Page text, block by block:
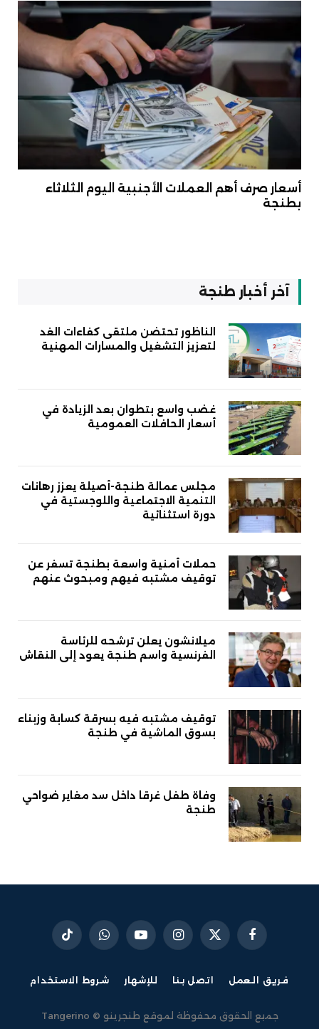
أسعار صرف أهم العملات الأجنبية اليوم الثلاثاء
بطنجة
آخر أخبار طنجة
الناظور تحتضن ملتقى كفاءات الغد
لتعزيز التشغيل والمسارات المهنية
غضب واسع بتطوان بعد الزيادة في
أسعار الحافلات العمومية
مجلس عمالة طنجة-أصيلة يعزز رهانات
التنمية الاجتماعية واللوجستية في
دورة استثنائية
حملات أمنية واسعة بطنجة تسفر عن
توقيف مشتبه فيهم ومبحوث عنهم
ميلانشون يعلن ترشحه للرئاسة
الفرنسية واسم طنجة يعود إلى النقاش
توقيف مشتبه فيه بسرقة كسابة وزبناء
بسوق الماشية في طنجة
وفاة طفل غرقا داخل سد مغاير ضواحي
طنجة
فيسبوكX
(Twitter)
الانستغراميوتيوب واتساب تيكتوك
فريق العمل اتصل بنا للإشهار شروط الاستخدام
جميع الحقوق محفوظة لموقع طنجرينو © Tangerino